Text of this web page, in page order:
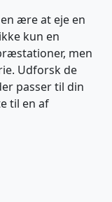
ære at eje en
kun en
men
Udforsk de
passer til din
til en af